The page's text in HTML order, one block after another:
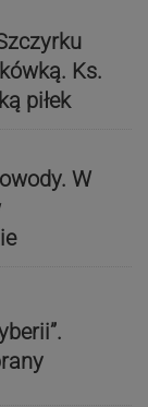
Ks.
piłek
W